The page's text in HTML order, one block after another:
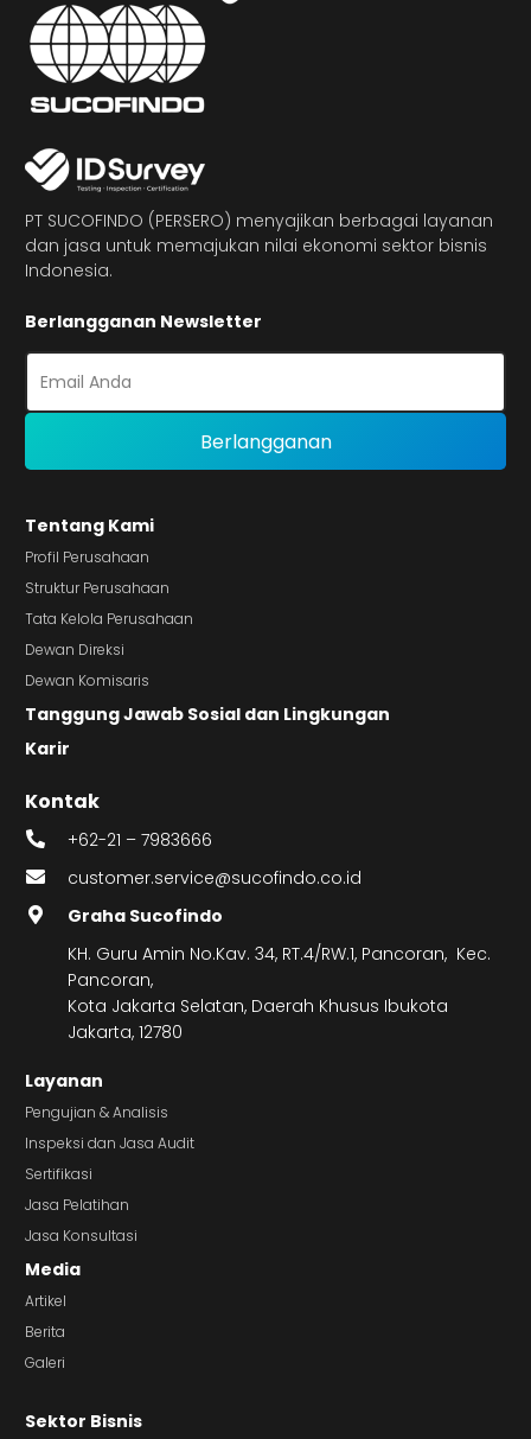
PT SUCOFINDO (PERSERO) menyajikan berbagai layanan
dan jasa untuk memajukan nilai ekonomi sektor bisnis
Indonesia.
Berlangganan Newsletter
Tentang Kami
Profil Perusahaan
Struktur Perusahaan
Tata Kelola Perusahaan
Dewan Direksi
Dewan Komisaris
Tanggung Jawab Sosial dan Lingkungan
Karir
Kontak
+62-21 – 7983666
customer.service@sucofindo.co.id
Graha Sucofindo
KH. Guru Amin No.Kav. 34, RT.4/RW.1, Pancoran, Kec.
Pancoran,
Kota Jakarta Selatan, Daerah Khusus Ibukota
Jakarta, 12780
Layanan
Pengujian & Analisis
Inspeksi dan Jasa Audit
Sertifikasi
Jasa Pelatihan
Jasa Konsultasi
Media
Artikel
Berita
Galeri
Sektor Bisnis